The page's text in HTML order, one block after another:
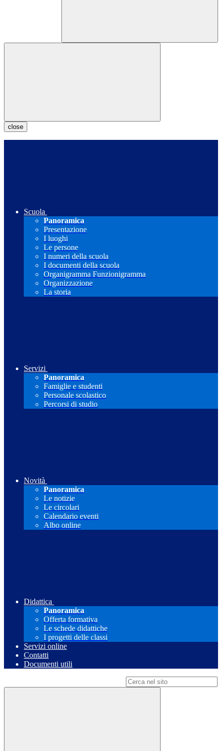
close
Scuola
Panoramica
Presentazione
I luoghi
Le persone
I numeri della scuola
I documenti della scuola
Organigramma Funzionigramma
Organizzazione
La storia
Servizi
Panoramica
Famiglie e studenti
Personale scolastico
Percorsi di studio
Novità
Panoramica
Le notizie
Le circolari
Calendario eventi
Albo online
Didattica
Panoramica
Offerta formativa
Le schede didattiche
I progetti delle classi
Servizi online
Contatti
Documenti utili